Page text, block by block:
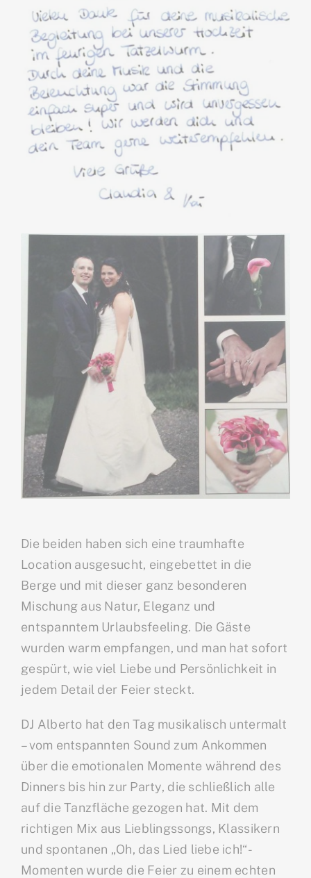
Die beiden haben sich eine traumhafte
Location ausgesucht, eingebettet in die
Berge und mit dieser ganz besonderen
Mischung aus Natur, Eleganz und
entspanntem Urlaubsfeeling. Die Gäste
wurden warm empfangen, und man hat sofort
gespürt, wie viel Liebe und Persönlichkeit in
jedem Detail der Feier steckt.
DJ Alberto hat den Tag musikalisch untermalt
– vom entspannten Sound zum Ankommen
über die emotionalen Momente während des
Dinners bis hin zur Party, die schließlich alle
auf die Tanzfläche gezogen hat. Mit dem
richtigen Mix aus Lieblingssongs, Klassikern
und spontanen „Oh, das Lied liebe ich!“-
Momenten wurde die Feier zu einem echten